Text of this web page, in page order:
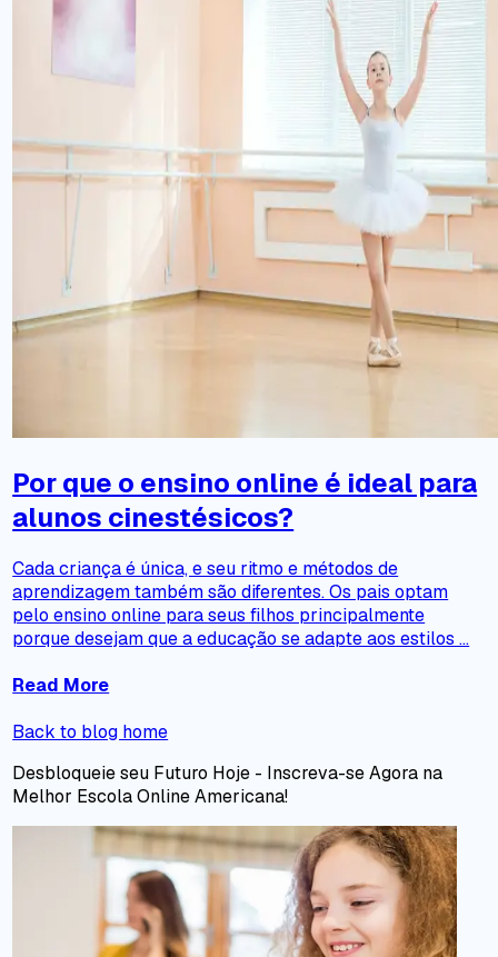
Por que o ensino online é ideal para
alunos cinestésicos?
Cada criança é única, e seu ritmo e métodos de
aprendizagem também são diferentes. Os pais optam
pelo ensino online para seus filhos principalmente
porque desejam que a educação se adapte aos estilos ...
Read More
Back to blog home
Desbloqueie seu Futuro Hoje - Inscreva-se Agora na
Melhor Escola Online Americana!